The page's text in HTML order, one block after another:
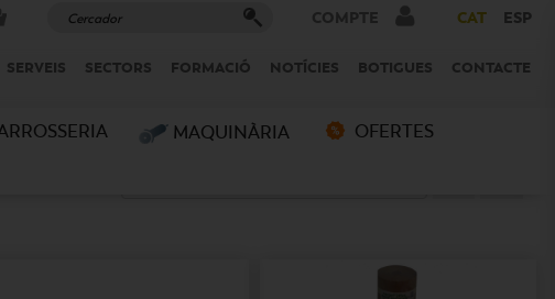
COMPTE CAT ESP
SERVEIS SECTORS FORMACIÓ NOTÍCIES BOTIGUES CONTACTE
MAQUINÀRIA
OFERTES